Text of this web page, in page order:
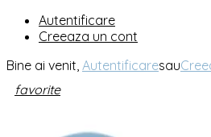
Autentificare
Creeaza un cont
Bine ai venit, Autentificaresau
favorite